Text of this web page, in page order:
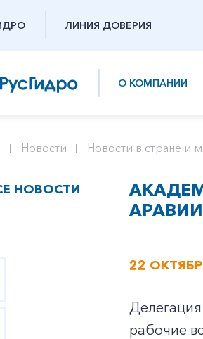
ЛИНИЯ ДОВЕРИЯ
О КОМПАНИИ
Новости Новости в стране и
НОВОСТИ
АРАВИИ
22
рабочие